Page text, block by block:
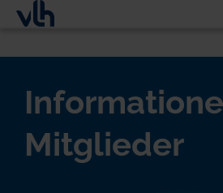
Mitglieder